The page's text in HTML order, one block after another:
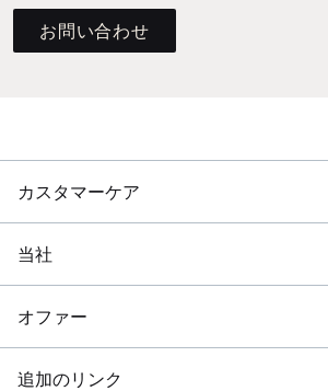
お問い合わせ
カスタマーケア
当社
オファー
追加のリンク